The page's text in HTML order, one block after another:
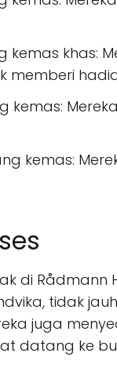
kemas khas:
memberi
kemas:
kemas:
di Rådmann
tidak
juga
datang ke